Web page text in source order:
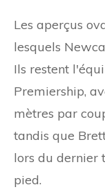
Les aperçus
lesquels
Ils restent
Premiership,
mètres par
tandis que
lors du dernier
pied.